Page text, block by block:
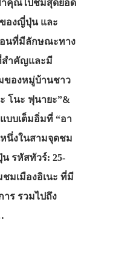
าคุณไปชมสุดยอด
องญี่ปุ่น และ
อนที่มีลักษณะทาง
สำคัญและมี
ของหมู่บ้านชาว
โนะ ฟุนายะ”&
บบเต็มอิ่มที่ “อา
หนึ่งในสามจุดชม
รหัสทัวร์: 25-
ชมเมืองอิเนะ ที่มี
ร รวมไปถึง